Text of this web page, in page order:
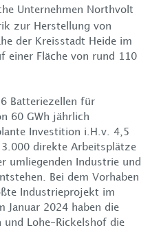
Unternehmen Northvolt
zur Herstellung von
der Kreisstadt Heide im
einer Fläche von rund 110
Batteriezellen für
60 GWh jährlich
Investition i.H.v. 4,5
direkte Arbeitsplätze
umliegenden Industrie und
Bei dem Vorhaben
Industrieprojekt im
Januar 2024 haben die
und Lohe-Rickelshof die